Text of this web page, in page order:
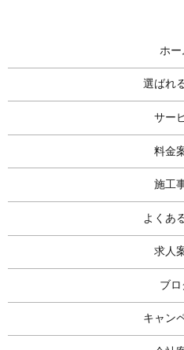
ホー
選ばれ
サー
料金
施工
よくあ
求人
ブロ
キャン